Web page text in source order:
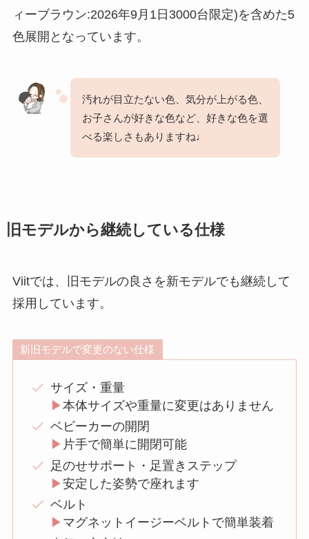
ィーブラウン:2026年9月1日3000台限定)を含めた5
色展開となっています。
汚れが目立たない色、気分が上がる色、
お子さんが好きな色など、好きな色を選
べる楽しさもありますね♩
旧モデルから継続している仕様
Viitでは、旧モデルの良さを新モデルでも継続して
採用しています。
新旧モデルで変更のない仕様
サイズ・重量
▶︎本体サイズや重量に変更はありません
ベビーカーの開閉
▶︎ 片手で簡単に開閉可能
足のせサポート・足置きステップ
▶︎安定した姿勢で座れます
ベルト
▶︎ マグネットイージーベルトで簡単装着